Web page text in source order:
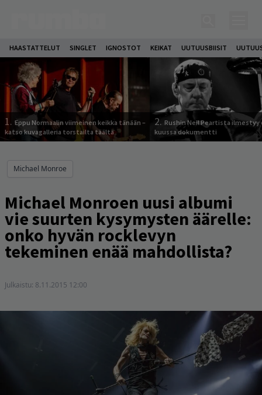
HAASTATTELUT SINGLET IGNOSTOT KEIKAT UUTUUSBIISIT
1. Eppu Normaalin viimeinen keikka tänään –
katso kuvagalleria torstailta täältä
2. Rushin Neil Peartista ilmestyy
kuussa dokumentti
Michael Monroe
Michael Monroen uusi albumi
vie suurten kysymysten äärelle:
onko hyvän rocklevyn
tekeminen enää mahdollista?
Julkaistu: 8.11.2015 12:00